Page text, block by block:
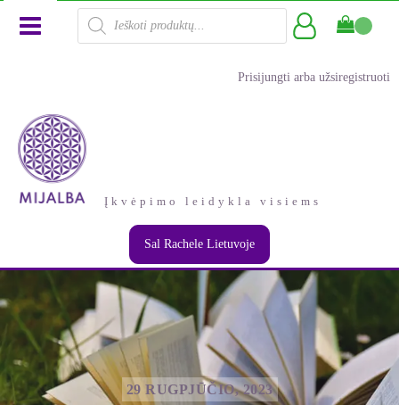
Products
search
Prisijungti arba užsiregistruoti
Įkvėpimo leidykla visiems
Sal Rachele Lietuvoje
29 RUGPJŪČIO, 2023